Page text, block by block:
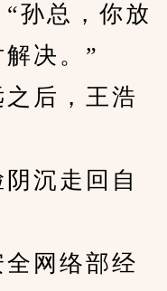
总，你放
决。”
后，王浩
沉走回自
网络部经